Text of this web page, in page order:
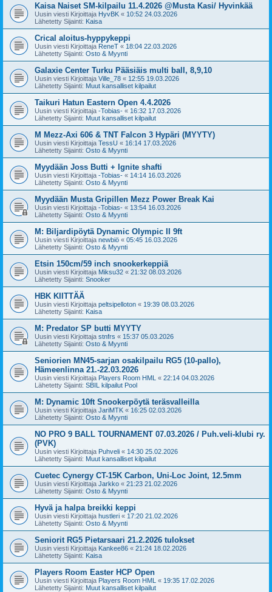
Kaisa Naiset SM-kilpailu 11.4.2026 @Musta Kasi/ Hyvinkää
Uusin viesti Kirjoittaja HyvBK « 10:52 24.03.2026
Lähetetty Sijainti: Kaisa
Crical aloitus-hyppykeppi
Uusin viesti Kirjoittaja ReneT « 18:04 22.03.2026
Lähetetty Sijainti: Osto & Myynti
Galaxie Center Turku Pääsiäis multi ball, 8,9,10
Uusin viesti Kirjoittaja Ville_78 « 12:55 19.03.2026
Lähetetty Sijainti: Muut kansalliset kilpailut
Taikuri Hatun Eastern Open 4.4.2026
Uusin viesti Kirjoittaja -Tobias- « 16:32 17.03.2026
Lähetetty Sijainti: Muut kansalliset kilpailut
M Mezz-Axi 606 & TNT Falcon 3 Hypäri (MYYTY)
Uusin viesti Kirjoittaja TessU « 16:14 17.03.2026
Lähetetty Sijainti: Osto & Myynti
Myydään Joss Butti + Ignite shafti
Uusin viesti Kirjoittaja -Tobias- « 14:14 16.03.2026
Lähetetty Sijainti: Osto & Myynti
Myydään Musta Gripillen Mezz Power Break Kai
Uusin viesti Kirjoittaja -Tobias- « 13:54 16.03.2026
Lähetetty Sijainti: Osto & Myynti
M: Biljardipöytä Dynamic Olympic II 9ft
Uusin viesti Kirjoittaja newbiö « 05:45 16.03.2026
Lähetetty Sijainti: Osto & Myynti
Etsin 150cm/59 inch snookerkeppiä
Uusin viesti Kirjoittaja Miksu32 « 21:32 08.03.2026
Lähetetty Sijainti: Snooker
HBK KIITTÄÄ
Uusin viesti Kirjoittaja peltsipelloton « 19:39 08.03.2026
Lähetetty Sijainti: Kaisa
M: Predator SP butti MYYTY
Uusin viesti Kirjoittaja stnfrs « 15:37 05.03.2026
Lähetetty Sijainti: Osto & Myynti
Seniorien MN45-sarjan osakilpailu RG5 (10-pallo),
Hämeenlinna 21.-22.03.2026
Uusin viesti Kirjoittaja Players Room HML « 22:14 04.03.2026
Lähetetty Sijainti: SBIL kilpailut Pool
M: Dynamic 10ft Snookerpöytä teräsvalleilla
Uusin viesti Kirjoittaja JariMTK « 16:25 02.03.2026
Lähetetty Sijainti: Osto & Myynti
NO PRO 9 BALL TOURNAMENT 07.03.2026 / Puh.veli-klubi ry.
(PVK)
Uusin viesti Kirjoittaja Puhveli « 14:30 25.02.2026
Lähetetty Sijainti: Muut kansalliset kilpailut
Cuetec Cynergy CT-15K Carbon, Uni-Loc Joint, 12.5mm
Uusin viesti Kirjoittaja Jarkko « 21:23 21.02.2026
Lähetetty Sijainti: Osto & Myynti
Hyvä ja halpa breikki keppi
Uusin viesti Kirjoittaja hustleri « 17:20 21.02.2026
Lähetetty Sijainti: Osto & Myynti
Seniorit RG5 Pietarsaari 21.2.2026 tulokset
Uusin viesti Kirjoittaja Kankee86 « 21:24 18.02.2026
Lähetetty Sijainti: Kaisa
Players Room Easter HCP Open
Uusin viesti Kirjoittaja Players Room HML « 19:35 17.02.2026
Lähetetty Sijainti: Muut kansalliset kilpailut